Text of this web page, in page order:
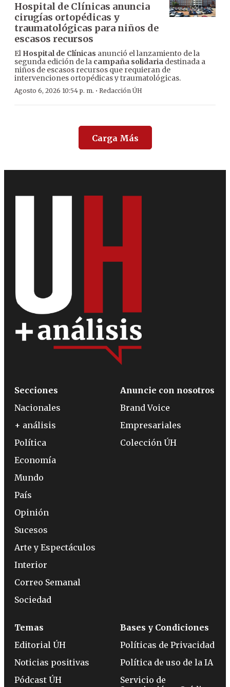
Hospital de Clínicas anuncia
cirugías ortopédicas y
traumatológicas para niños de
escasos recursos
El Hospital de Clínicas anunció el lanzamiento de la
segunda edición de la campaña solidaria destinada a
niños de escasos recursos que requieran de
intervenciones ortopédicas y traumatológicas.
Agosto 6, 2026 10:54 p. m. · Redacción ÚH
Carga Más
Secciones
Nacionales
+ análisis
Política
Economía
Mundo
País
Opinión
Sucesos
Arte y Espectáculos
Interior
Correo Semanal
Sociedad
Anuncie con nosotros
Brand Voice
Empresariales
Colección ÚH
Temas
Editorial ÚH
Noticias positivas
Pódcast ÚH
Bases y Condiciones
Políticas de Privacidad
Política de uso de la IA
Servicio de